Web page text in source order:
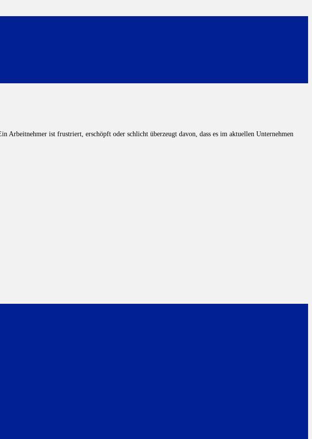
ist frustriert, erschöpft oder schlicht überzeugt davon, dass es im aktuellen Unternehmen